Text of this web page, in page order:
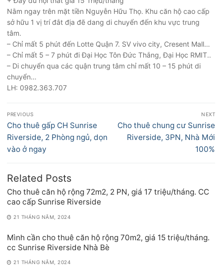
Nằm ngay trên mặt tiền Nguyễn Hữu Thọ. Khu căn hộ cao cấp
sở hữu 1 vị trí đắt địa đẽ dang di chuyển đến khu vực trung
tâm.
– Chỉ mất 5 phút đến Lotte Quận 7. SV vivo city, Cresent Mall…
– Chỉ mất 5 – 7 phút đi Đại Học Tôn Đức Thắng, Đại Học RMIT..
– Di chuyển qua các quận trung tâm chỉ mất 10 – 15 phút di
chuyển…
LH: 0982.363.707
Điều
hướng
bài
viết
PREVIOUS
Previous
post:
Cho thuê gấp CH Sunrise
Riverside, 2 Phòng ngủ, dọn
vào ở ngay
NEXT
Next
post:
Cho thuê chung cư Sunrise
Riverside, 3PN, Nhà Mới
100%
Related Posts
Cho thuê căn hộ rộng 72m2, 2 PN, giá 17 triệu/tháng. CC
cao cấp Sunrise Riverside
21 THÁNG NĂM, 2024
Mình cần cho thuê căn hộ rộng 70m2, giá 15 triệu/tháng.
cc Sunrise Riverside Nhà Bè
21 THÁNG NĂM, 2024